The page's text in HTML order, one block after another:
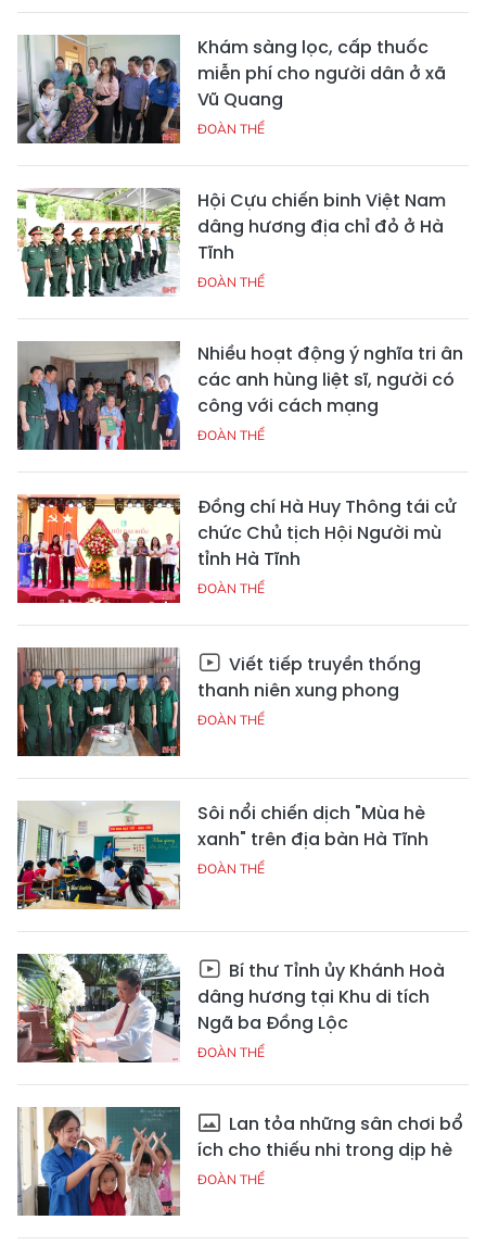
Khám sàng lọc, cấp thuốc
miễn phí cho người dân ở xã
Vũ Quang
ĐOÀN THỂ
Hội Cựu chiến binh Việt Nam
dâng hương địa chỉ đỏ ở Hà
Tĩnh
ĐOÀN THỂ
Nhiều hoạt động ý nghĩa tri ân
các anh hùng liệt sĩ, người có
công với cách mạng
ĐOÀN THỂ
Đồng chí Hà Huy Thông tái cử
chức Chủ tịch Hội Người mù
tỉnh Hà Tĩnh
ĐOÀN THỂ
Viết tiếp truyền thống
thanh niên xung phong
ĐOÀN THỂ
Sôi nổi chiến dịch "Mùa hè
xanh" trên địa bàn Hà Tĩnh
ĐOÀN THỂ
Bí thư Tỉnh ủy Khánh Hoà
dâng hương tại Khu di tích
Ngã ba Đồng Lộc
ĐOÀN THỂ
Lan tỏa những sân chơi bổ
ích cho thiếu nhi trong dịp hè
ĐOÀN THỂ